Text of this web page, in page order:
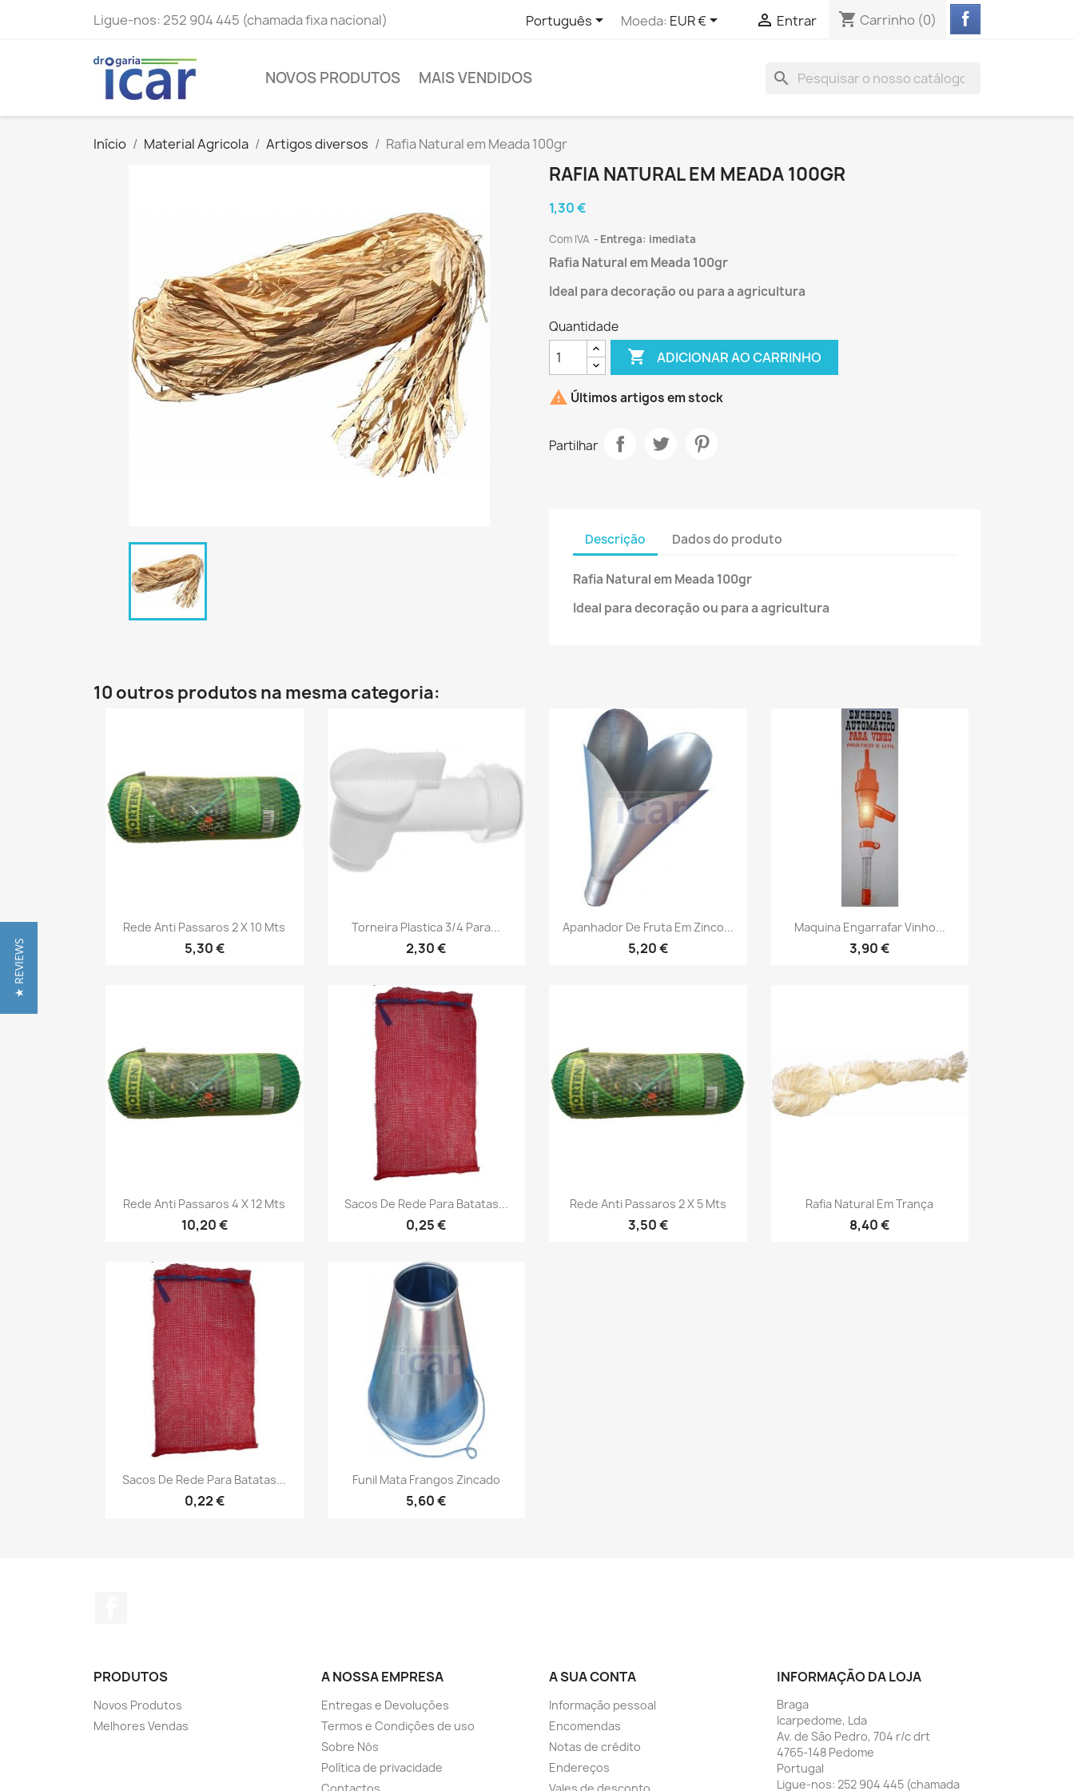
Ligue-nos: 252 904 445 (chamada fixa nacional) Português Moeda: EUR €  Entrar shopping_cart Carrinho (0)
NOVOS PRODUTOS MAIS VENDIDOS search
Início Material Agricola Artigos diversos Rafia Natural em Meada 100gr
RAFIA NATURAL EM MEADA 100GR
1,30 €
Com IVA Entrega: imediata
Rafia Natural em Meada 100gr
Ideal para decoração ou para a agricultura
Quantidade
 ADICIONAR AO CARRINHO
 Últimos artigos em stock
Partilhar
Descrição Dados do produto
Rafia Natural em Meada 100gr
Ideal para decoração ou para a agricultura
10 outros produtos na mesma categoria:
Rede Anti Passaros 2 X 10 Mts
5,30 €
Vista rápida Torneira Plastica 3/4 Para...
2,30 €
Vista rápida Apanhador De Fruta Em Zinco...
5,20 €
Vista rápida Maquina Engarrafar Vinho...
3,90 €
Vista rápida
Rede Anti Passaros 4 X 12 Mts
10,20 €
Vista rápida Sacos De Rede Para Batatas...
0,25 €
Vista rápida Rede Anti Passaros 2 X 5 Mts
3,50 €
Vista rápida Rafia Natural Em Trança
8,40 €
Vista rápida
Sacos De Rede Para Batatas...
0,22 €
Vista rápida Funil Mata Frangos Zincado
5,60 €
Vista rápida
PRODUTOS
Novos Produtos
Melhores Vendas
A NOSSA EMPRESA
Entregas e Devoluções
Termos e Condições de uso
Sobre Nós
Política de privacidade
Contactos
A SUA CONTA
Informação pessoal
Encomendas
Notas de crédito
Endereços
Vales de desconto
INFORMAÇÃO DA LOJA
Braga
Icarpedome, Lda
Av. de São Pedro, 704 r/c drt
4765-148 Pedome
Portugal
Ligue-nos: 252 904 445 (chamada
★ REVIEWS